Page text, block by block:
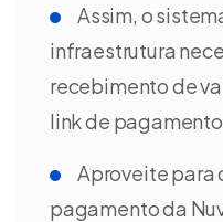
Assim, o
infraestrutura
recebimento de
link de
Aproveite para
pagamento da